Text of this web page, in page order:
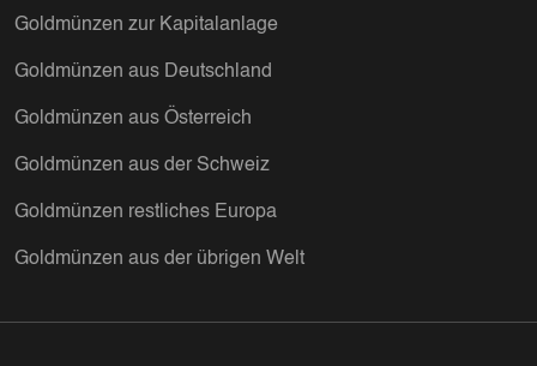
Goldmünzen zur Kapitalanlage
Goldmünzen aus Deutschland
Goldmünzen aus Österreich
Goldmünzen aus der Schweiz
Goldmünzen restliches Europa
Goldmünzen aus der übrigen Welt